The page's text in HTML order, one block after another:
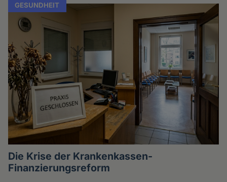
GESUNDHEIT
Die Krise der Krankenkassen-
Finanzierungsreform